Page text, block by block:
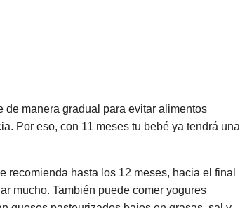
manera gradual para evitar alimentos
Por eso, con 11 meses tu bebé ya tendrá una
recomienda hasta los 12 meses, hacia el final
mucho. También puede comer yogures